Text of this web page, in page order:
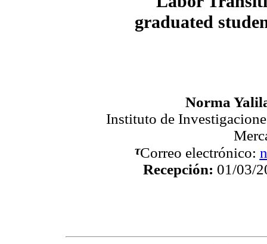
graduated
Norma
Instituto de
τCorreo electrónico:
Recepción: 01/03/